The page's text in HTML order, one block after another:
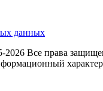
данных
Все права